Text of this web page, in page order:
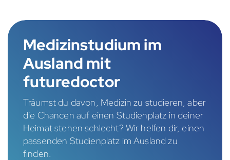
Medizinstudium im
Ausland mit
futuredoctor
Träumst du davon, Medizin zu studieren, aber
die Chancen auf einen Studienplatz in deiner
Heimat stehen schlecht? Wir helfen dir, einen
passenden Studienplatz im Ausland zu
finden.